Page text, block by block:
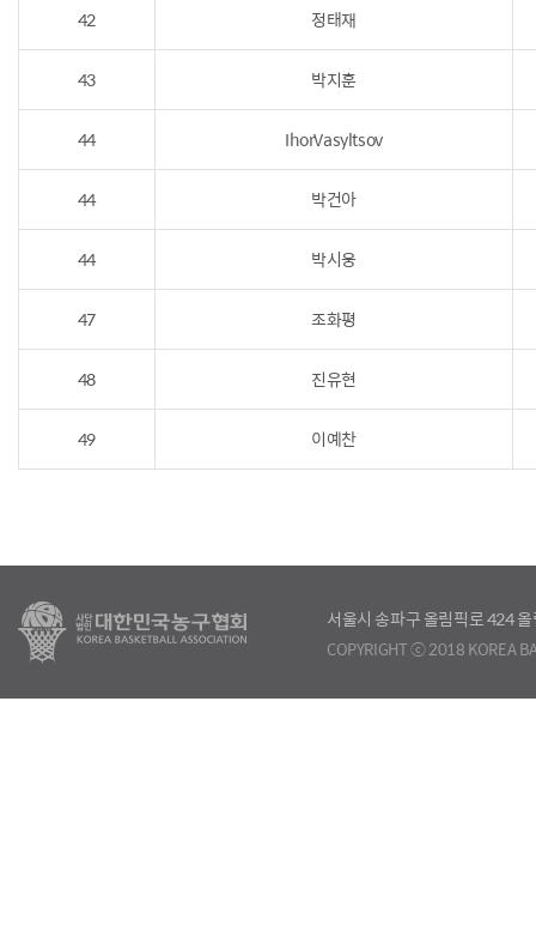
42 정태재
43 박지훈
44 IhorVasyltsov
44 박건아
44 박시웅
47 조화평
48 진유현
49 이예찬
서울시 송파구 올림픽로 424
COPYRIGHT ⓒ 2018 KOREA